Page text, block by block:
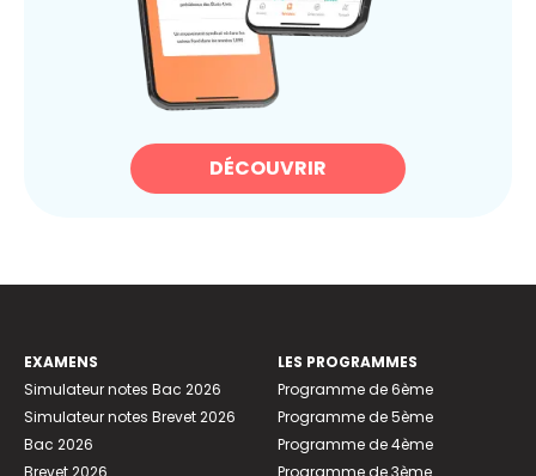
DÉCOUVRIR
EXAMENS
Simulateur notes Bac 2026
Simulateur notes Brevet 2026
Bac 2026
Brevet 2026
LES PROGRAMMES
Programme de 6ème
Programme de 5ème
Programme de 4ème
Programme de 3ème